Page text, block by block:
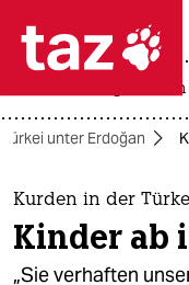

themen
politik
landtagswahl
Türkei unter Erdoğan
Kurden in der
Kinder ab
„Sie verhaften